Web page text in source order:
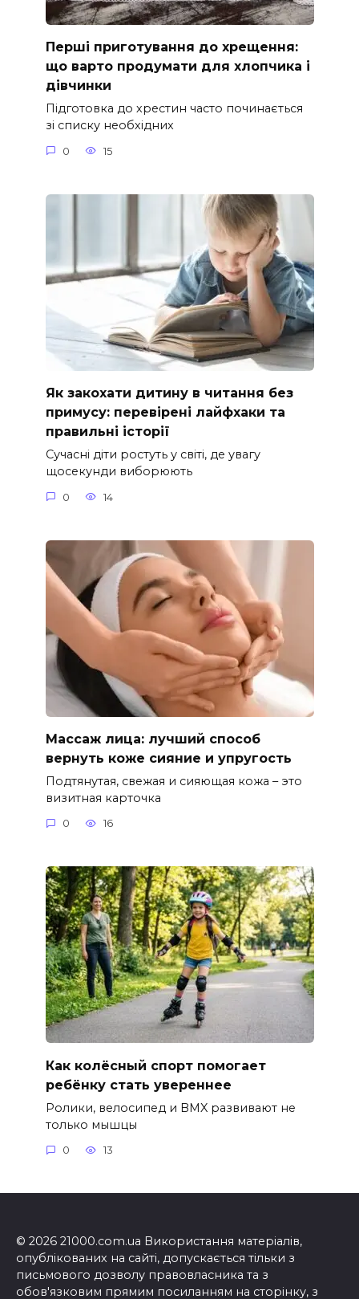
Перші приготування до хрещення:
що варто продумати для хлопчика і
дівчинки
Підготовка до хрестин часто починається
зі списку необхідних
0 15
Як закохати дитину в читання без
примусу: перевірені лайфхаки та
правильні історії
Сучасні діти ростуть у світі, де увагу
щосекунди виборюють
0 14
Массаж лица: лучший способ
вернуть коже сияние и упругость
Подтянутая, свежая и сияющая кожа – это
визитная карточка
0 16
Как колёсный спорт помогает
ребёнку стать увереннее
Ролики, велосипед и BMX развивают не
только мышцы
0 13
© 2026 21000.com.ua Використання матеріалів,
опублікованих на сайті, допускається тільки з
письмового дозволу правовласника та з
обов'язковим прямим посиланням на сторінку, з